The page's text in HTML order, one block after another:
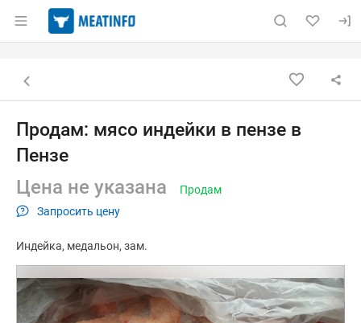
Раздел навигации по сайту meatinfo.ru
Объявление: Продам: мясо
Навигация и управление объявлением
Назад к списку объявлений
Продам: мясо индейки в пензе в
Пензе
Цена не указана
Запросить цену
Продам
Индейка медальон зам.